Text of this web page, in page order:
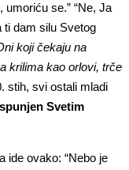
se.” “Ne, Ja
ti dam silu Svetog
koji čekaju na
krilima kao orlovi, trče
stih, svi ostali mladi
Svetim
ide ovako: “Nebo je